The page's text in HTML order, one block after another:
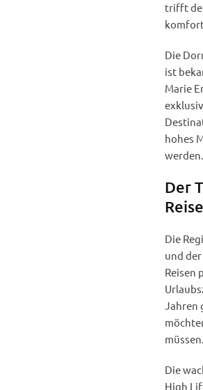
trifft
Die
ist
Marie
hohes
werden.
Der
Die
und
Reisen
Jahren
müssen.
Die
High